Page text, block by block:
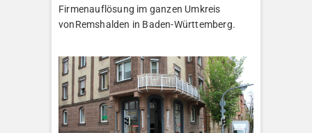
Firmenauflösung im ganzen Umkreis
vonRemshalden in Baden-Württemberg.